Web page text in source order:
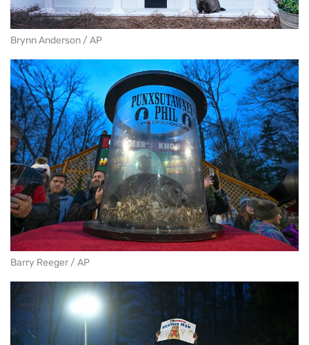
Brynn Anderson / AP
Barry Reeger / AP